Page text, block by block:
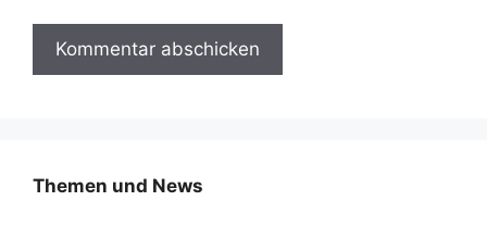
Themen und News